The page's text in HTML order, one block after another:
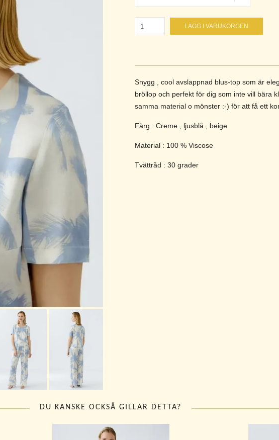
LÄGG I VARUKORGEN
Snygg , cool avslappnad blus-top som är
bröllop och perfekt för dig som inte vill bära
samma material o mönster :-) för att få ett
Färg : Creme , ljusblå , beige
Material : 100 % Viscose
Tvättråd : 30 grader
DU KANSKE OCKSÅ GILLAR DETTA?